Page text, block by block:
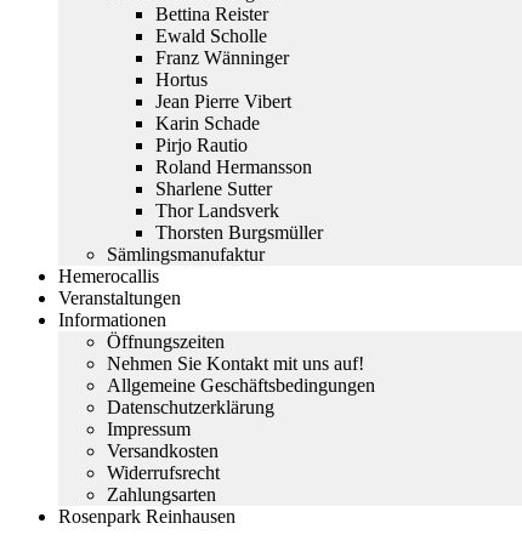
Bettina Reister
Ewald Scholle
Franz Wänninger
Hortus
Jean Pierre Vibert
Karin Schade
Pirjo Rautio
Roland Hermansson
Sharlene Sutter
Thor Landsverk
Thorsten Burgsmüller
Sämlingsmanufaktur
Hemerocallis
Veranstaltungen
Informationen
Öffnungszeiten
Nehmen Sie Kontakt mit uns auf!
Allgemeine Geschäftsbedingungen
Datenschutzerklärung
Impressum
Versandkosten
Widerrufsrecht
Zahlungsarten
Rosenpark Reinhausen